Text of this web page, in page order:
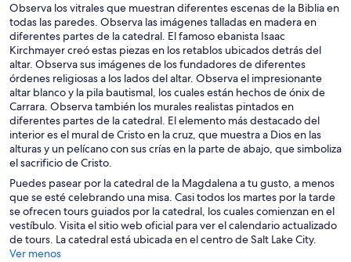
Observa los vitrales que muestran diferentes escenas de la Biblia en
todas las paredes. Observa las imágenes talladas en madera en
diferentes partes de la catedral. El famoso ebanista Isaac
Kirchmayer creó estas piezas en los retablos ubicados detrás del
altar. Observa sus imágenes de los fundadores de diferentes
órdenes religiosas a los lados del altar. Observa el impresionante
altar blanco y la pila bautismal, los cuales están hechos de ónix de
Carrara. Observa también los murales realistas pintados en
diferentes partes de la catedral. El elemento más destacado del
interior es el mural de Cristo en la cruz, que muestra a Dios en las
alturas y un pelícano con sus crías en la parte de abajo, que simboliza
el sacrificio de Cristo.
Puedes pasear por la catedral de la Magdalena a tu gusto, a menos
que se esté celebrando una misa. Casi todos los martes por la tarde
se ofrecen tours guiados por la catedral, los cuales comienzan en el
vestíbulo. Visita el sitio web oficial para ver el calendario actualizado
de tours. La catedral está ubicada en el centro de Salt Lake City.
Ver menos